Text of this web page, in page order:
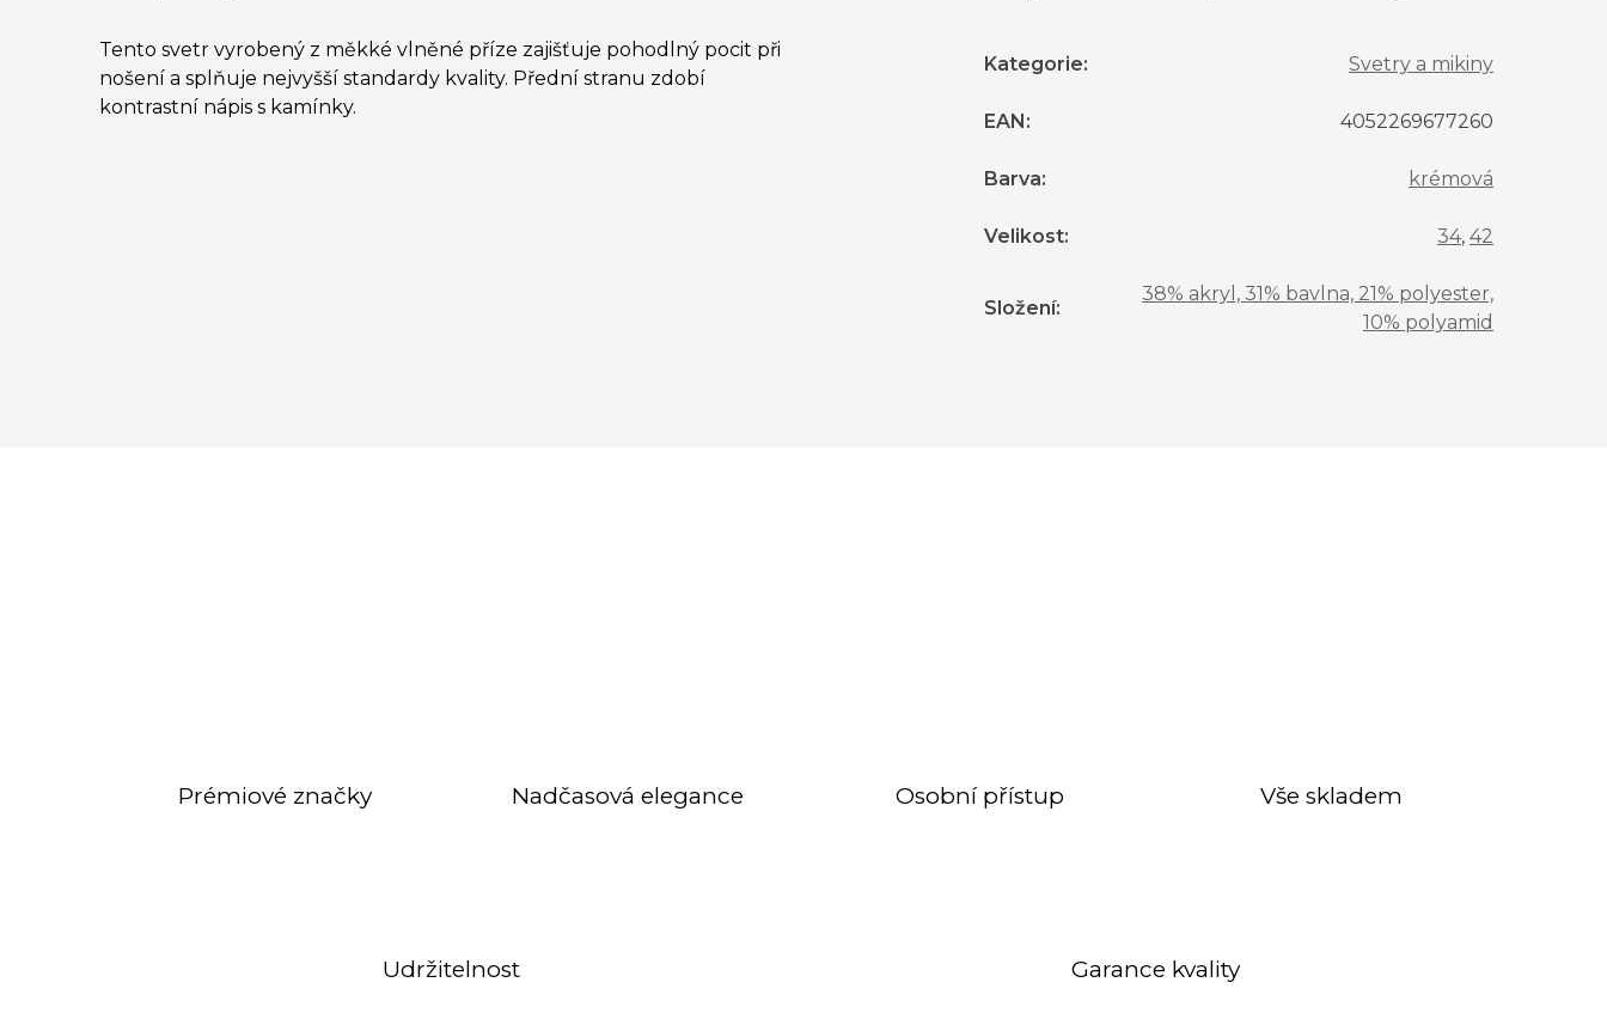
Tento svetr vyrobený z měkké vlněné příze zajišťuje pohodlný pocit při
nošení a splňuje nejvyšší standardy kvality. Přední stranu zdobí
kontrastní nápis s kamínky.
Kategorie: Svetry a mikiny
EAN : 4052269677260
Barva: krémová
Velikost: 34, 42
Složení:
38% akryl, 31% bavlna, 21% polyester,
10% polyamid
Prémiové značky Nadčasová elegance Osobní přístup Vše skladem
Udržitelnost Garance kvality